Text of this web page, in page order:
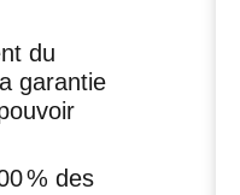
du
garantie
% des